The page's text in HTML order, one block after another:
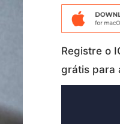
Registre o
grátis para